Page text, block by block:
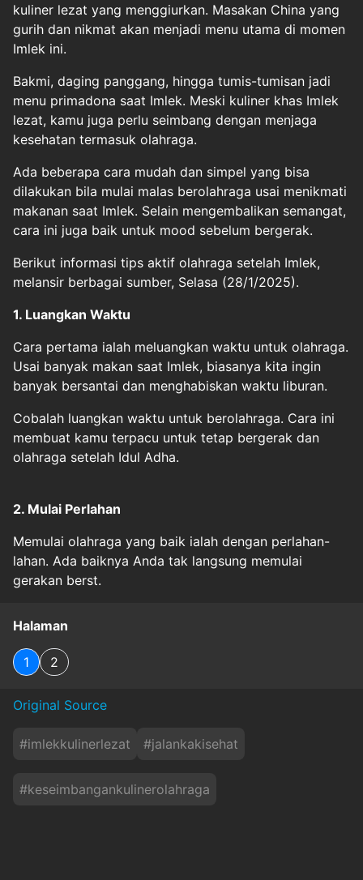
kuliner lezat yang menggiurkan. Masakan China yang
gurih dan nikmat akan menjadi menu utama di momen
Imlek ini.
Bakmi, daging panggang, hingga tumis-tumisan jadi
menu primadona saat Imlek. Meski kuliner khas Imlek
lezat, kamu juga perlu seimbang dengan menjaga
kesehatan termasuk olahraga.
Ada beberapa cara mudah dan simpel yang bisa
dilakukan bila mulai malas berolahraga usai menikmati
makanan saat Imlek. Selain mengembalikan semangat,
cara ini juga baik untuk mood sebelum bergerak.
Berikut informasi tips aktif olahraga setelah Imlek,
melansir berbagai sumber, Selasa (28/1/2025).
1. Luangkan Waktu
Cara pertama ialah meluangkan waktu untuk olahraga.
Usai banyak makan saat Imlek, biasanya kita ingin
banyak bersantai dan menghabiskan waktu liburan.
Cobalah luangkan waktu untuk berolahraga. Cara ini
membuat kamu terpacu untuk tetap bergerak dan
olahraga setelah Idul Adha.
2. Mulai Perlahan
Memulai olahraga yang baik ialah dengan perlahan-
lahan. Ada baiknya Anda tak langsung memulai
gerakan berst.
Halaman
1 2
Original Source
#imlekkulinerlezat #jalankakisehat
#keseimbangankulinerolahraga